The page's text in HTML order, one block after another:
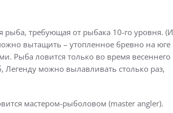
рыба, требующая от рыбака 10-го уровня. (И
вытащить – утопленное бревно на юге
Рыба ловится только во время весеннего
можно вылавливать столько раз,
мастером-рыболовом (master angler).